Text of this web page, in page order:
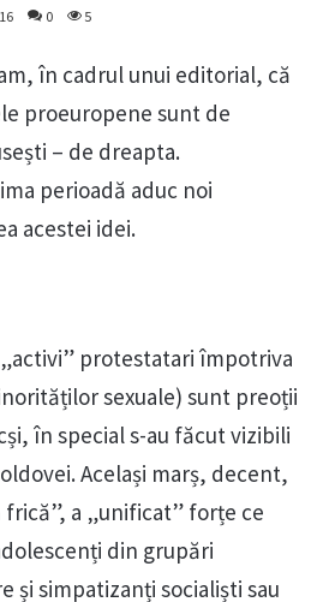
0 5
în cadrul unui editorial, că
proeuropene sunt de
– de dreapta.
perioadă aduc noi
acestei idei.
protestatari împotriva
sexuale) sunt preoții
în special s-au făcut vizibili
Același marș, decent,
a „unificat” forțe ce
din grupări
și simpatizanți socialiști sau